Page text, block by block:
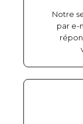
Notre
par e-